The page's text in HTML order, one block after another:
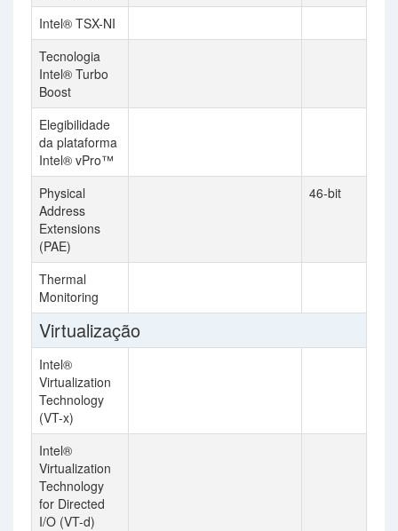
Intel® TSX-NI
Tecnologia
Intel® Turbo
Boost
Elegibilidade
da plataforma
Intel® vPro™
Physical
Address
Extensions
(PAE)
46-bit
Thermal
Monitoring
Virtualização
Intel®
Virtualization
Technology
(VT-x)
Intel®
Virtualization
Technology
for Directed
I/O (VT-d)